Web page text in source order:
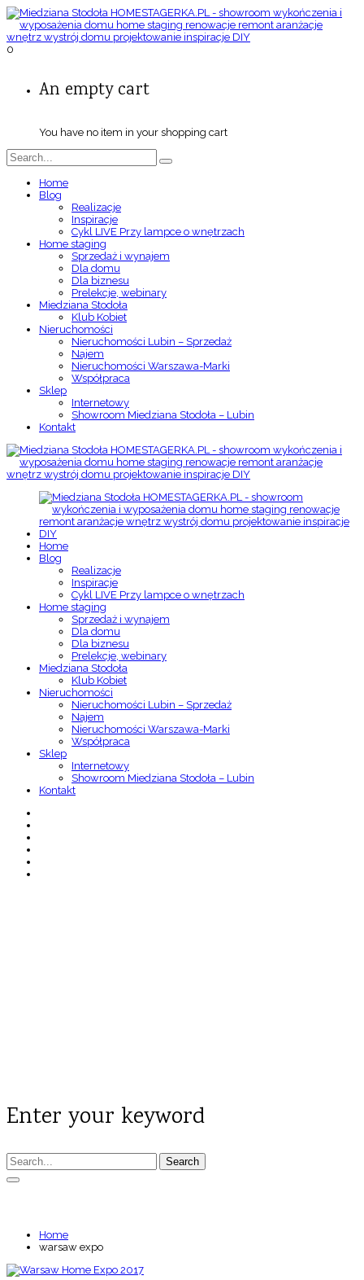
0
An empty cart
You have no item in your shopping cart
Home
Blog
Realizacje
Inspiracje
Cykl LIVE Przy lampce o wnętrzach
Home staging
Sprzedaż i wynajem
Dla domu
Dla biznesu
Prelekcje, webinary
Miedziana Stodoła
Klub Kobiet
Nieruchomości
Nieruchomości Lubin – Sprzedaż
Najem
Nieruchomości Warszawa-Marki
Współpraca
Sklep
Internetowy
Showroom Miedziana Stodoła – Lubin
Kontakt
Home
Blog
Realizacje
Inspiracje
Cykl LIVE Przy lampce o wnętrzach
Home staging
Sprzedaż i wynajem
Dla domu
Dla biznesu
Prelekcje, webinary
Miedziana Stodoła
Klub Kobiet
Nieruchomości
Nieruchomości Lubin – Sprzedaż
Najem
Nieruchomości Warszawa-Marki
Współpraca
Sklep
Internetowy
Showroom Miedziana Stodoła – Lubin
Kontakt
Enter your keyword
Search
Home
warsaw expo